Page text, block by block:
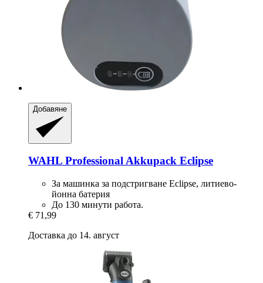
Добавяне
WAHL ProfessionalAkkupack Eclipse
За машинка за подстригване Eclipse, литиево-
йонна батерия
До 130 минути работа.
€ 71,99
Доставка до 14. август